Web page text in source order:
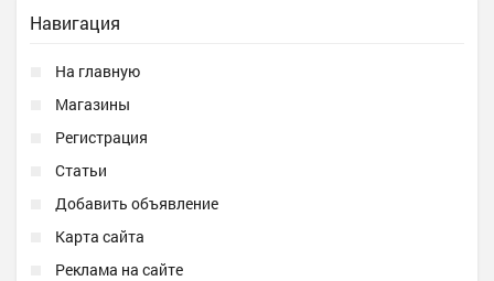
Навигация
На главную
Магазины
Регистрация
Статьи
Добавить объявление
Карта сайта
Реклама на сайте